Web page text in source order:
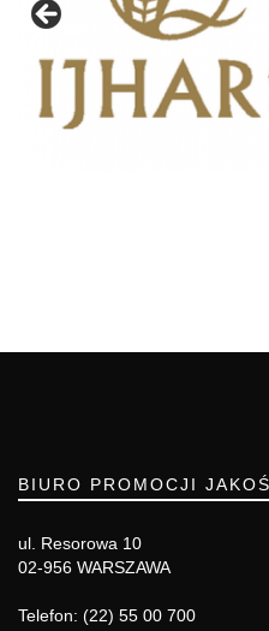
BIURO PROMOCJI
ul. Resorowa 10
02-956 WARSZAWA
Telefon: (22) 55 00 700